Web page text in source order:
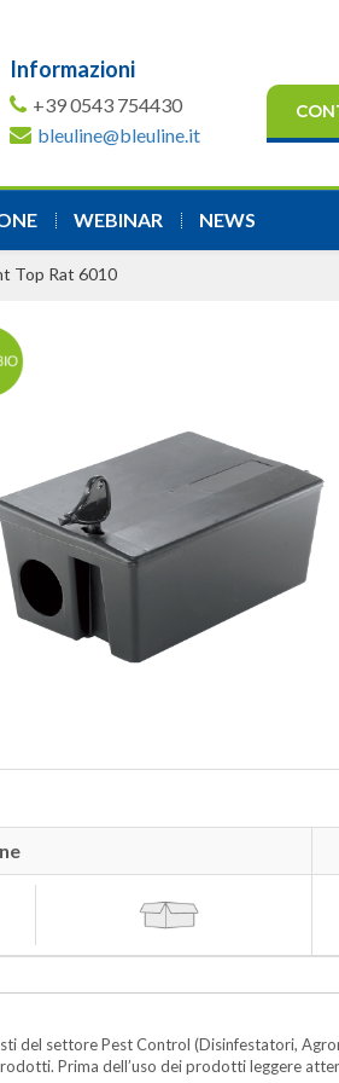
Informazioni
+39 0543 754430
bleuline@bleuline.it
WEBINAR NEWS
Top Rat 6010
del settore Pest Control (Disinfestatori,
Prima dell’uso dei prodotti leggere